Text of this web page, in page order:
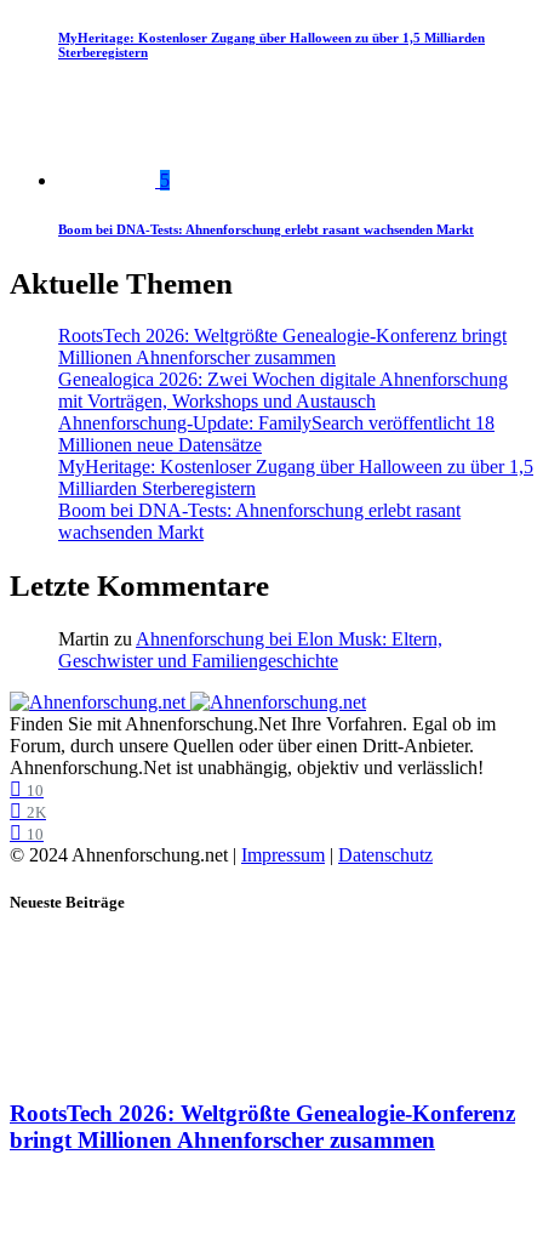
MyHeritage: Kostenloser Zugang über Halloween zu über 1,5 Milliarden
Sterberegistern
5
Boom bei DNA-Tests: Ahnenforschung erlebt rasant wachsenden Markt
Aktuelle Themen
RootsTech 2026: Weltgrößte Genealogie-Konferenz bringt
Millionen Ahnenforscher zusammen
Genealogica 2026: Zwei Wochen digitale Ahnenforschung
mit Vorträgen, Workshops und Austausch
Ahnenforschung-Update: FamilySearch veröffentlicht 18
Millionen neue Datensätze
MyHeritage: Kostenloser Zugang über Halloween zu über 1,5
Milliarden Sterberegistern
Boom bei DNA-Tests: Ahnenforschung erlebt rasant
wachsenden Markt
Letzte Kommentare
Martin zu Ahnenforschung bei Elon Musk: Eltern,
Geschwister und Familiengeschichte
Finden Sie mit Ahnenforschung.Net Ihre Vorfahren. Egal ob im
Forum, durch unsere Quellen oder über einen Dritt-Anbieter.
Ahnenforschung.Net ist unabhängig, objektiv und verlässlich!
10
2K
10
© 2024 Ahnenforschung.net | Impressum | Datenschutz
Neueste Beiträge
RootsTech 2026: Weltgrößte Genealogie-Konferenz
bringt Millionen Ahnenforscher zusammen